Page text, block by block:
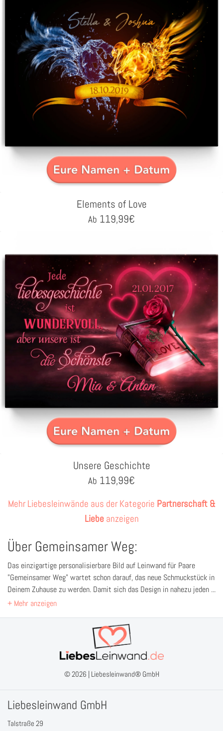
Elements of Love
Ab 119,99€
Unsere Geschichte
Ab 119,99€
Mehr Liebesleinwände aus der Kategorie Partnerschaft &
Liebeanzeigen
Über Gemeinsamer Weg:
Das einzigartige personalisierbare Bild auf Leinwand für Paare
"Gemeinsamer Weg" wartet schon darauf, das neue Schmuckstück in
Deinem Zuhause zu werden. Damit sich das Design in nahezu jeden
Wohnstil einfügt, ist es schlicht und dennoch elegant. Die
Datum macht es zu einem absoluten Unikat.
Jeder, der dieses Bild von Freunden, Geschwistern oder seinem
Partner geschenkt bekommt, wird zu Tränen gerührt sein. Nichts ist
wichtiger im Leben, als jemanden zu haben, mit dem man lachen,
wunderschöne Leinwand das perfekte Geschenk, um dem
gemeinsamen Glück und der kostbaren Zeit Ausdruck zu verleihen.
© 2026 | Liebesleinwand® GmbH
Liebesleinwand GmbH
Talstraße 29